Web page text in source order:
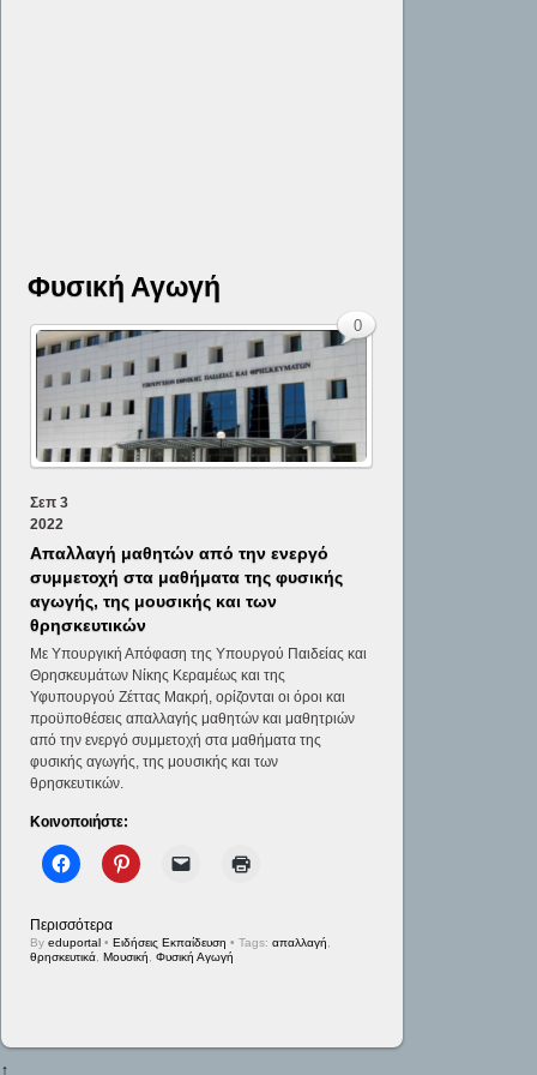
Φυσική Αγωγή
Σεπ 3
2022
Απαλλαγή μαθητών από την ενεργό
συμμετοχή στα μαθήματα της φυσικής
αγωγής, της μουσικής και των
θρησκευτικών
Με Υπουργική Απόφαση της Υπουργού Παιδείας και
Θρησκευμάτων Νίκης Κεραμέως και της
Υφυπουργού Ζέττας Μακρή, ορίζονται οι όροι και
προϋποθέσεις απαλλαγής μαθητών και μαθητριών
από την ενεργό συμμετοχή στα μαθήματα της
φυσικής αγωγής, της μουσικής και των
θρησκευτικών.
Κοινοποιήστε:
Περισσότερα
Byeduportal • Ειδήσεις Εκπαίδευση
0
• Tags:απαλλαγή
θρησκευτικά ,Μουσική ,Φυσική Αγωγή
↑